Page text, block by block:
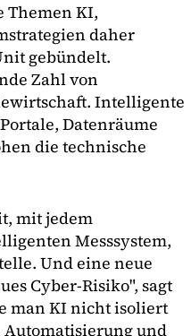
Themen KI,
daher
gebündelt.
Zahl von
Intelligente
Datenräume
die technische
mit jedem
Messsystem,
Und eine neue
Cyber-Risiko", sagt
man KI nicht isoliert
und